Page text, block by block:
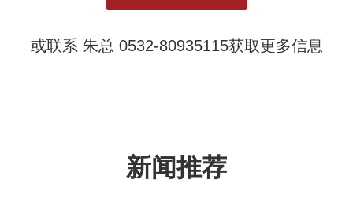
或联系 朱总 0532-80935115获取更多信息
新闻推荐